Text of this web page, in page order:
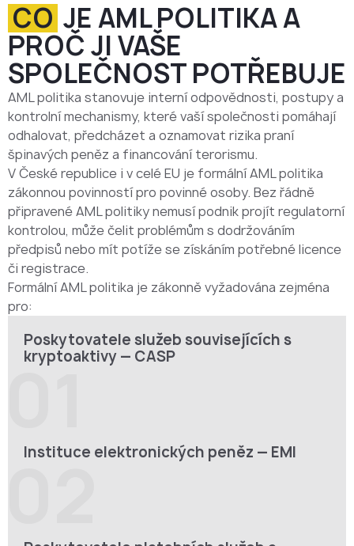
CO JE AML POLITIKA A
PROČ JI VAŠE
SPOLEČNOST POTŘEBUJE
AML politika stanovuje interní odpovědnosti, postupy a
kontrolní mechanismy, které vaší společnosti pomáhají
odhalovat, předcházet a oznamovat rizika praní
špinavých peněz a financování terorismu.
V České republice i v celé EU je formální AML politika
zákonnou povinností pro povinné osoby. Bez řádně
připravené AML politiky nemusí podnik projít regulatorní
kontrolou, může čelit problémům s dodržováním
předpisů nebo mít potíže se získáním potřebné licence
či registrace.
Formální AML politika je zákonně vyžadována zejména
pro:
Poskytovatele služeb souvisejících s
kryptoaktivy — CASP
Instituce elektronických peněz — EMI